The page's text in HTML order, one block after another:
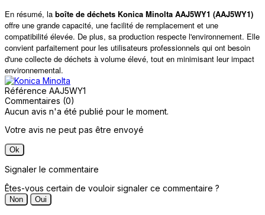
En résumé, la boîte de déchets Konica Minolta AAJ5WY1 (AAJ5WY1)
offre une grande capacité, une facilité de remplacement et une
compatibilité élevée. De plus, sa production respecte l'environnement. Elle
convient parfaitement pour les utilisateurs professionnels qui ont besoin
d'une collecte de déchets à volume élevé, tout en minimisant leur impact
environnemental.
Référence AAJ5WY1
Commentaires (0)
Aucun avis n'a été publié pour le moment.
Votre avis ne peut pas être envoyé
Ok
Signaler le commentaire
Êtes-vous certain de vouloir signaler ce commentaire ?
Non Oui